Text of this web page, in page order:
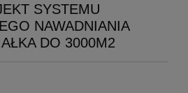
SYSTEMU
NAWADNIANIA
DO 3000M2